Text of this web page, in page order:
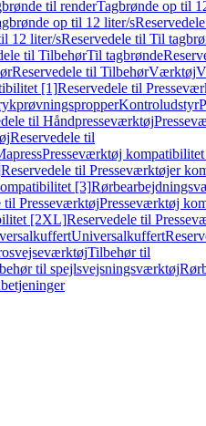
til renderTagbrønde op til
op til 12 liter/s
12 liter/sReservedele til Til
til TilbehørTil tagbrønde
Reservedele til TilbehørVærktøj
[1]Reservedele til
Kontroludstyr
til Håndpresseværktøj
Reservedele til
Presseværktøj
Reservedele til Presseværktøjer
[3]
til PresseværktøjPresseværktøj
[2XL]Reservedele til
Universalkuffert
Tilbehør til
til spejlsvejsningsværktøj